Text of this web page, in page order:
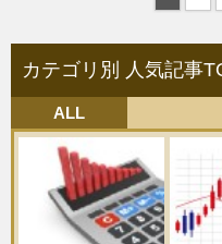
カテゴリ別 人気記事
ALL